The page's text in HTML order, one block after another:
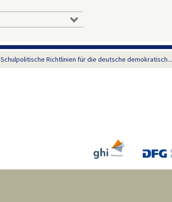
Schulpolitische Richtlinien für die deutsche demokratisch...